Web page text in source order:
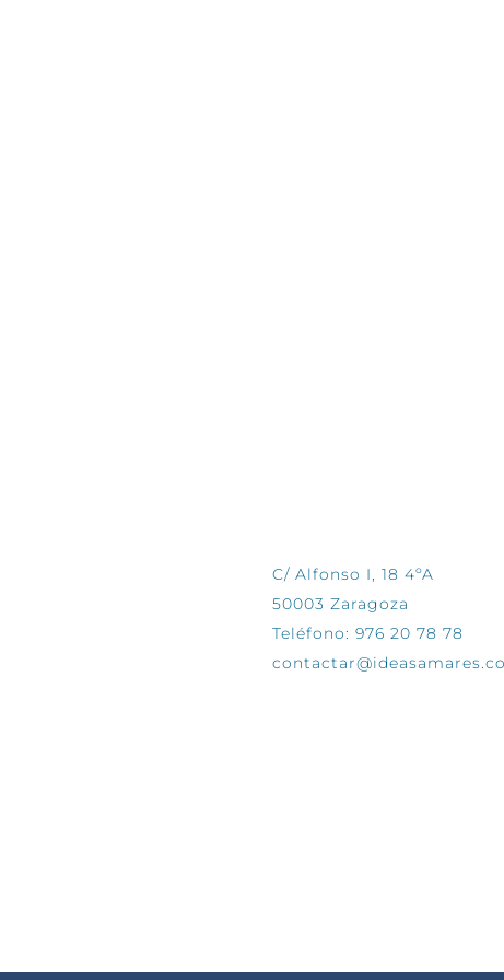
C/ Alfonso I, 18 4ºA
50003 Zaragoza
Teléfono: 976 20 78 78